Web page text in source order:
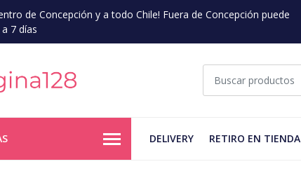
de Concepción y a todo Chile! Fuera de Concepción puede
7 días
DELIVERY RETIRO EN TIENDA